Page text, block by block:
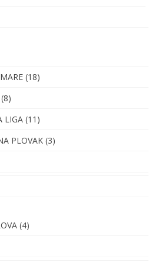
(18)
(8)
LIGA (11)
PLOVAK (3)
(4)